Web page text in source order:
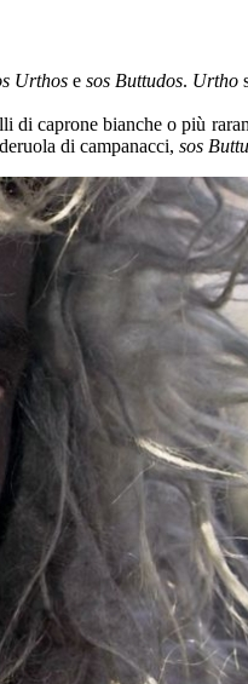
Urthos e sos Buttudos. Urtho
di caprone bianche o più
di campanacci, sos